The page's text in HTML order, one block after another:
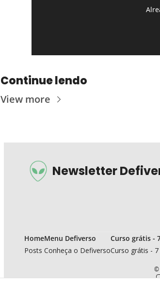
Continue lendo
View more
Newsletter
Home
Posts
Menu Defiverso
Conheça o Defiverso
Curso grátis -
Curso grátis -
©